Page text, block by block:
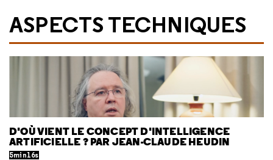
ASPECTS TECHNIQUES
D'OÙ VIENT LE CONCEPT D'INTELLIGENCE
ARTIFICIELLE ? PAR JEAN-CLAUDE HEUDIN
5min16s